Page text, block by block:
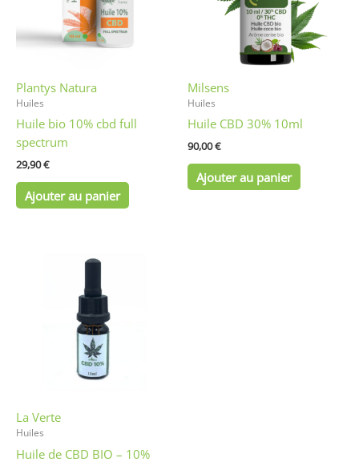
Plantys Natura
Huiles
Huile bio 10% cbd full
spectrum
29,90€
Ajouter au panier
Milsens
Huiles
Huile CBD 30% 10ml
90,00€
Ajouter au panier
La Verte
Huiles
Huile de CBD BIO – 10%